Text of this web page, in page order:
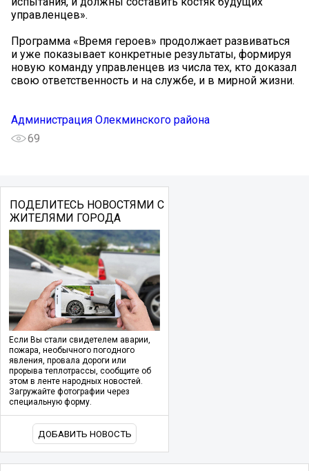
управленцев».
Программа «Время героев» продолжает развиваться
и уже показывает конкретные результаты, формируя
новую команду управленцев из числа тех, кто доказал
свою ответственность и на службе, и в мирной жизни.
Администрация Олекминского района
69
ПОДЕЛИТЕСЬ НОВОСТЯМИ С
ЖИТЕЛЯМИ ГОРОДА
Если Вы стали свидетелем аварии,
пожара, необычного погодного
явления, провала дороги или
прорыва теплотрассы, сообщите об
этом в ленте народных новостей.
Загружайте фотографии через
специальную форму.
ДОБАВИТЬ НОВОСТЬ